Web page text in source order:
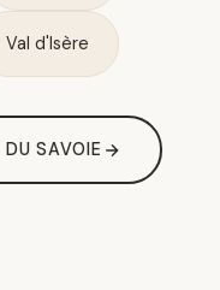
Val d'Isère
SAVOIE